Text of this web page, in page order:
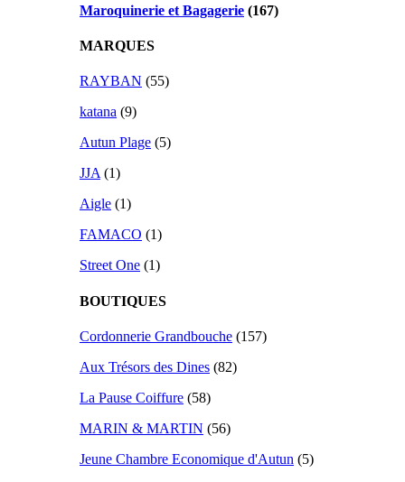
Maroquinerie et Bagagerie (167)
MARQUES
RAYBAN (55)
katana (9)
Autun Plage (5)
JJA(1)
Aigle (1)
FAMACO (1)
Street One (1)
BOUTIQUES
Cordonnerie Grandbouche (157)
Aux Trésors des Dines (82)
La Pause Coiffure (58)
MARIN & MARTIN (56)
Jeune Chambre Economique d'Autun (5)